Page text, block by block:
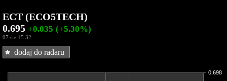
ECT (ECO5TECH)
0.695 +0.035 (+5.30%)
07 sie 15:32
dodaj do radaru
0.698